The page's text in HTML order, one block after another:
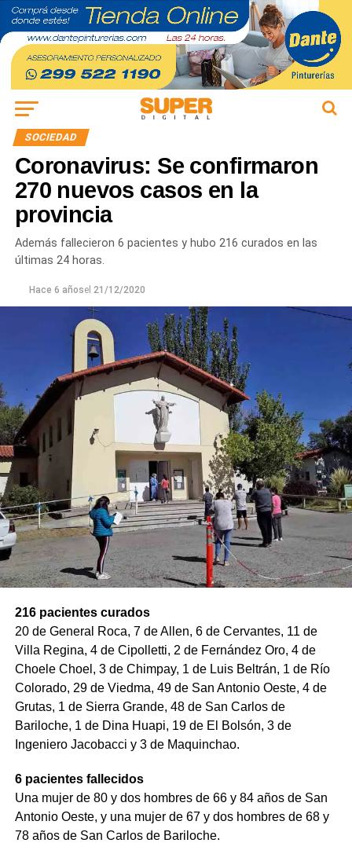
SOCIEDAD
Coronavirus: Se confirmaron
270 nuevos casos en la
provincia
Además fallecieron 6 pacientes y hubo 216 curados en las
últimas 24 horas.
Hace 6 añosel 21/12/2020
216 pacientes curados
20 de General Roca, 7 de Allen, 6 de Cervantes, 11 de
Villa Regina, 4 de Cipolletti, 2 de Fernández Oro, 4 de
Choele Choel, 3 de Chimpay, 1 de Luis Beltrán, 1 de Río
Colorado, 29 de Viedma, 49 de San Antonio Oeste, 4 de
Grutas, 1 de Sierra Grande, 48 de San Carlos de
Bariloche, 1 de Dina Huapi, 19 de El Bolsón, 3 de
Ingeniero Jacobacci y 3 de Maquinchao.
6 pacientes fallecidos
Una mujer de 80 y dos hombres de 66 y 84 años de San
Antonio Oeste, y una mujer de 67 y dos hombres de 68 y
78 años de San Carlos de Bariloche.